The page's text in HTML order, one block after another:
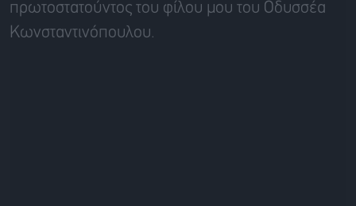
πρωτοστατούντος του φίλου μου του Οδυσσέα
Κωνσταντινόπουλου.